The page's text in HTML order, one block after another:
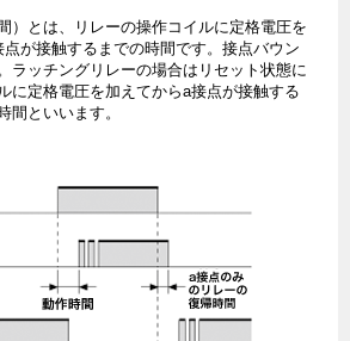
）とは、リレーの操作コイルに定格電圧を
が接触するまでの時間です。接点バウン
ラッチングリレーの場合はリセット状態に
に定格電圧を加えてからa接点が接触する
間といいます。